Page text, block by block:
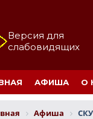
Версия для
слабовидящих
АФИША О
Афиша